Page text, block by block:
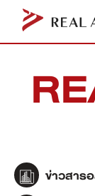
ข่าวสาร